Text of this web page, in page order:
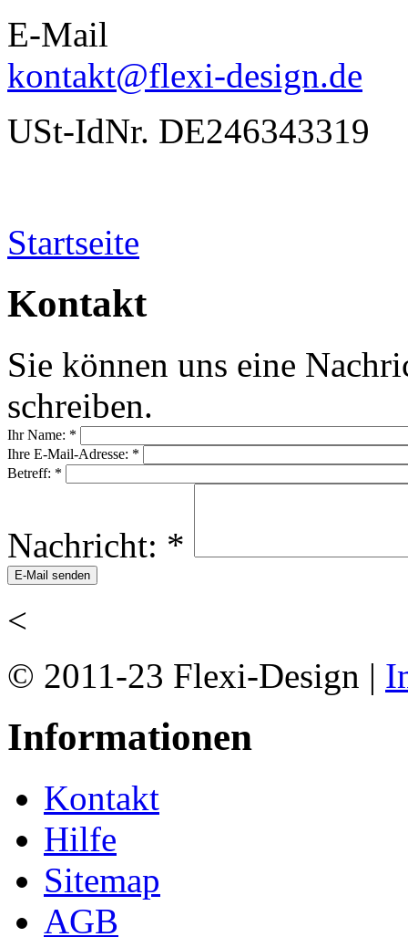
E-Mail
kontakt@flexi-design.de
USt-IdNr. DE246343319
Startseite
Kontakt
Sie können uns eine
schreiben.
Ihr Name: *
Ihre E-Mail-Adresse: *
Betreff: *
Nachricht: *
<
© 2011-23 Flexi-Design |
Informationen
Kontakt
Hilfe
Sitemap
AGB